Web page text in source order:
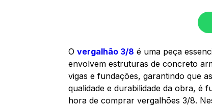
Overgalhão 3/8 é uma peça
envolvem estruturas de concreto
vigas e fundações, garantindo que
qualidade e durabilidade da obra, é
hora de comprar vergalhões 3/8.